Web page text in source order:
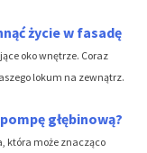
życie w fasadę
oko wnętrze. Coraz
lokum na zewnątrz.
głębinową?
która może znacząco